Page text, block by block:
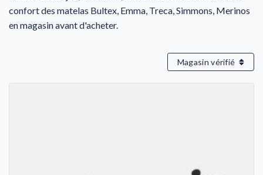
confort des matelas Bultex, Emma, Treca, Simmons, Merinos
en magasin avant d'acheter.
Magasin vérifié